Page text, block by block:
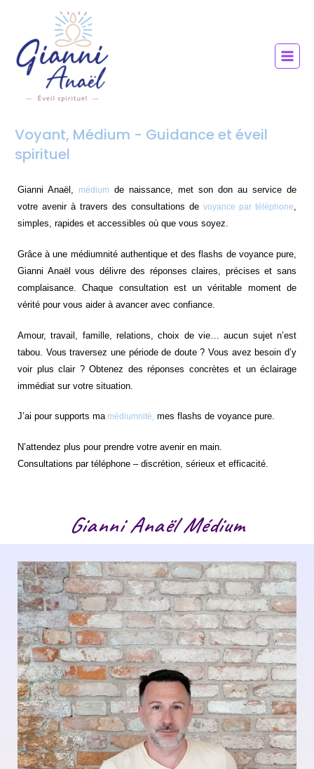
Voyant, Médium - Guidance et éveil
spirituel
Gianni Anaël, médium de naissance, met son don au service de
votre avenir à travers des consultations de voyance par téléphone,
simples, rapides et accessibles où que vous soyez.
Grâce à une médiumnité authentique et des flashs de voyance pure,
Gianni Anaël vous délivre des réponses claires, précises et sans
complaisance. Chaque consultation est un véritable moment de
vérité pour vous aider à avancer avec confiance.
Amour, travail, famille, relations, choix de vie… aucun sujet n’est
tabou. Vous traversez une période de doute ? Vous avez besoin d’y
voir plus clair ? Obtenez des réponses concrètes et un éclairage
immédiat sur votre situation.
J’ai pour supports mamédiumnité, mes flashs de voyance pure.
N’attendez plus pour prendre votre avenir en main.
Consultations par téléphone – discrétion, sérieux et efficacité.
Gianni Anaël Médium